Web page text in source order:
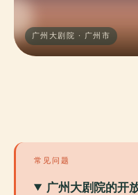
广州大剧院 · 广州市
常见问题
广州大剧院的开